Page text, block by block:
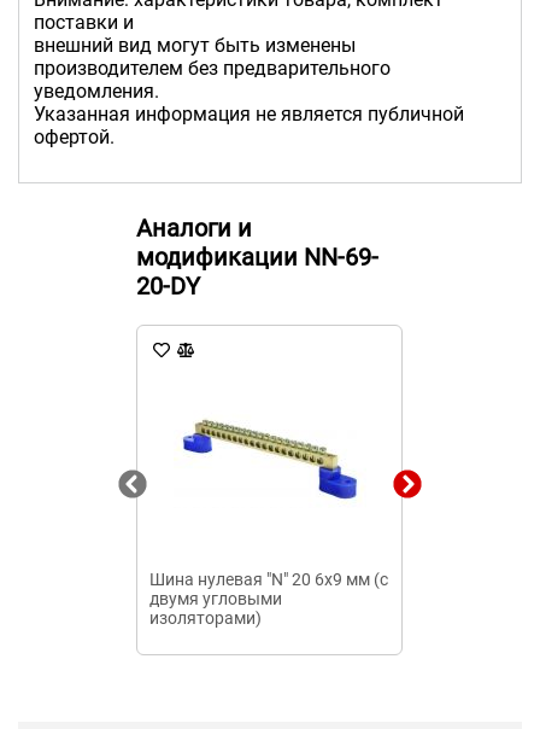
поставки и
внешний вид могут быть изменены
производителем без предварительного
уведомления.
Указанная информация не является публичной
офертой.
Аналоги и
модификации NN-69-
20-DY
Шина нулевая "N" 20 6х9 мм (с
двумя угловыми
изоляторами)